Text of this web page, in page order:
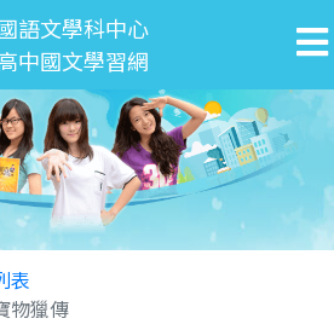
語文學科中心
中國文學習網
表
──寶物獵傳